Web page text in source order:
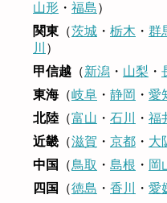
山形 ・ 福島）
関東 （茨城 ・ 栃木 ・ 群
川
）
甲信越 （新潟 ・ 山梨 ・
東海（岐阜 ・ 静岡 ・ 愛
北陸 （富山 ・ 石川 ・ 福
近畿 （滋賀 ・ 京都 ・ 大
中国
（鳥取 ・ 島根 ・ 岡
四国
（徳島 ・ 香川 ・ 愛